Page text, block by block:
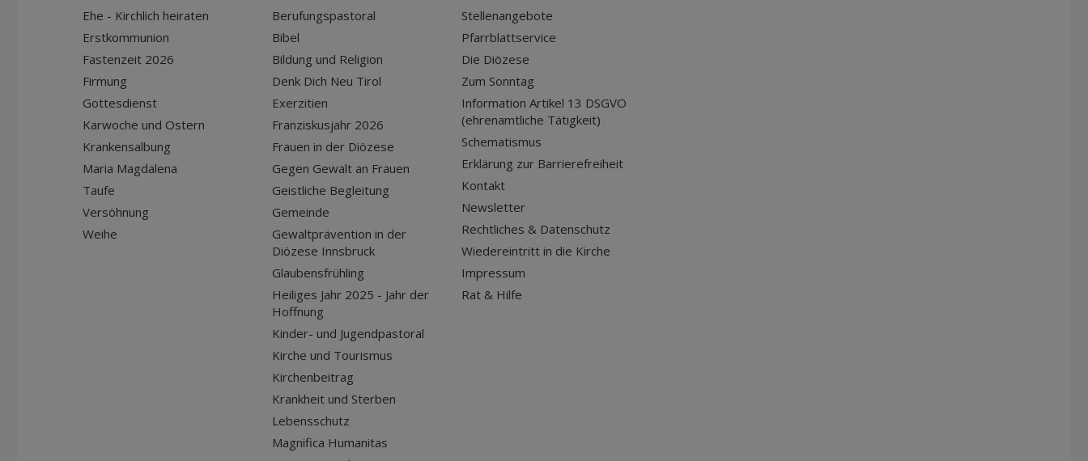
Ehe - Kirchlich heiraten
Erstkommunion
Fastenzeit 2026
Firmung
Gottesdienst
Karwoche und Ostern
Krankensalbung
Maria Magdalena
Taufe
Versöhnung
Weihe
Berufungspastoral
Bibel
Bildung und Religion
Denk Dich Neu Tirol
Exerzitien
Franziskusjahr 2026
Frauen in der Diözese
Gegen Gewalt an Frauen
Geistliche Begleitung
Gemeinde
Gewaltprävention in der
Diözese Innsbruck
Glaubensfrühling
Heiliges Jahr 2025 - Jahr der
Hoffnung
Kinder- und Jugendpastoral
Kirche und Tourismus
Kirchenbeitrag
Krankheit und Sterben
Lebensschutz
Magnifica Humanitas
Stellenangebote
Pfarrblattservice
Die Diözese
Zum Sonntag
Information Artikel 13 DSGVO
(ehrenamtliche Tätigkeit)
Schematismus
Erklärung zur Barrierefreiheit
Kontakt
Newsletter
Rechtliches & Datenschutz
Wiedereintritt in die Kirche
Impressum
Rat & Hilfe